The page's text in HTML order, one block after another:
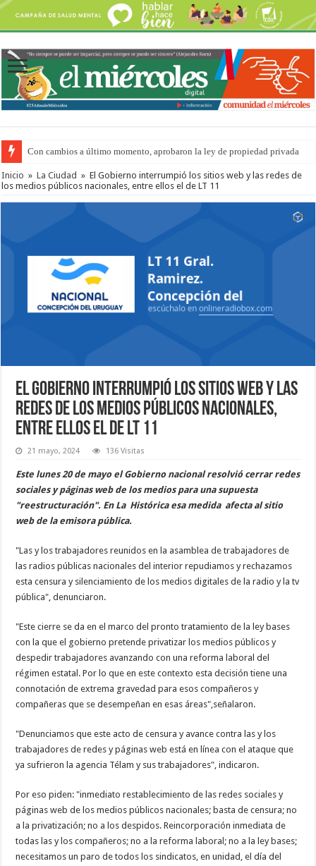
Con cambios a último momento, aprobaron la ley de propiedad privada
Adopción en Entre Ríos: el 35% de los 90 niños, niñas y adolescentes que
Inicio » La Ciudad » El Gobierno interrumpió los sitios web y las redes de
los medios públicos nacionales, entre ellos el de LT 11
El Gobierno interrumpió los sitios web y las
redes de los medios públicos nacionales,
entre ellos el de LT 11
21 mayo, 2024 136 Visitas
Este lunes 20 de mayo el Gobierno nacional resolvió cerrar redes
sociales y páginas web de los medios para una supuesta
"reestructuración". En La Histórica esa medida afecta al sitio
web de la emisora pública.
"Las y los trabajadores reunidos en la asamblea de trabajadores de
las radios públicas nacionales del interior repudiamos y rechazamos
esta censura y silenciamiento de los medios digitales de la radio y la tv
pública", denunciaron.
"Este cierre se da en el marco del pronto tratamiento de la ley bases
con la que el gobierno pretende privatizar los medios públicos y
despedir trabajadores avanzando con una reforma laboral del
régimen estatal. Por lo que en este contexto esta decisión tiene una
connotación de extrema gravedad para esos compañeros y
compañeras que se desempeñan en esas áreas",señalaron.
"Denunciamos que este acto de censura y avance contra las y los
trabajadores de redes y páginas web está en línea con el ataque que
ya sufrieron la agencia Télam y sus trabajadores", indicaron.
Por eso piden: "inmediato restablecimiento de las redes sociales y
páginas web de los medios públicos nacionales; basta de censura; no
a la privatización; no a los despidos. Reincorporación inmediata de
todas las y los compañeros; no a la reforma laboral; no a la ley bases;
necesitamos un paro de todos los sindicatos, en unidad, el día del